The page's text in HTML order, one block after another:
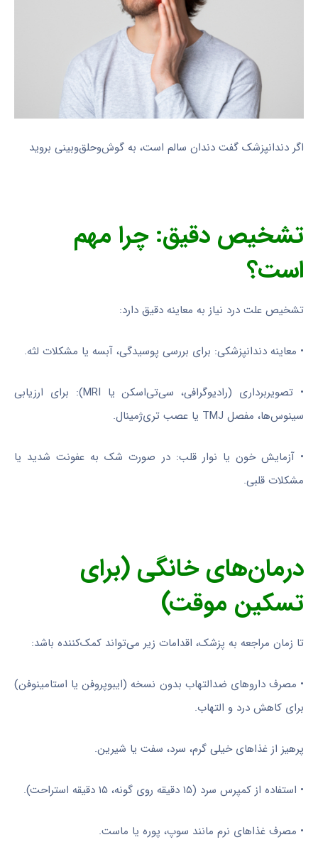
اگر دندانپزشک گفت دندان سالم است، به گوش‌و‌حلق‌و‌بینی بروید
تشخیص دقیق: چرا مهم
است؟
تشخیص علت درد نیاز به معاینه دقیق دارد:
• معاینه دندانپزشکی: برای بررسی پوسیدگی، آبسه یا مشکلات لثه.
• تصویربرداری (رادیوگرافی، سی‌تی‌اسکن یا MRI): برای ارزیابی
سینوس‌ها، مفصل TMJ یا عصب تری‌ژمینال.
• آزمایش خون یا نوار قلب: در صورت شک به عفونت شدید یا
مشکلات قلبی.
درمان‌های خانگی (برای
تسکین موقت)
تا زمان مراجعه به پزشک، اقدامات زیر می‌تواند کمک‌کننده باشد:
• مصرف داروهای ضدالتهاب بدون نسخه (ایبوپروفن یا استامینوفن)
برای کاهش درد و التهاب.
پرهیز از غذاهای خیلی گرم، سرد، سفت یا شیرین.
• استفاده از کمپرس سرد (۱۵ دقیقه روی گونه، ۱۵ دقیقه استراحت).
• مصرف غذاهای نرم مانند سوپ، پوره یا ماست.